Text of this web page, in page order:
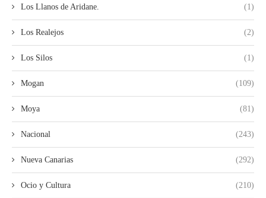
Los Llanos de Aridane. (1)
Los Realejos (2)
Los Silos (1)
Mogan (109)
Moya (81)
Nacional (243)
Nueva Canarias (292)
Ocio y Cultura (210)